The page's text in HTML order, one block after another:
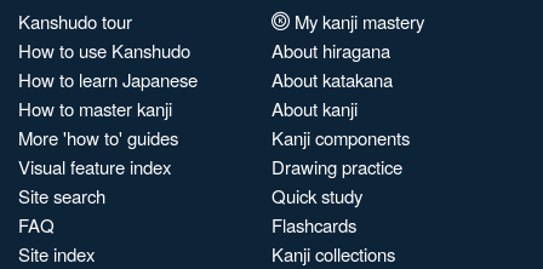
Kanshudo tour
How to use Kanshudo
How to learn Japanese
How to master kanji
More 'how to' guides
Visual feature index
Site search
FAQ
Site index
My kanji mastery
About hiragana
About katakana
About kanji
Kanji components
Drawing practice
Quick study
Flashcards
Kanji collections